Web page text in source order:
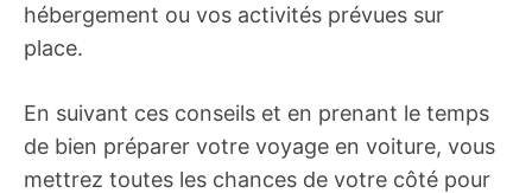
hébergement ou vos activités prévues sur
place.
En suivant ces conseils et en prenant le temps
de bien préparer votre voyage en voiture, vous
mettrez toutes les chances de votre côté pour